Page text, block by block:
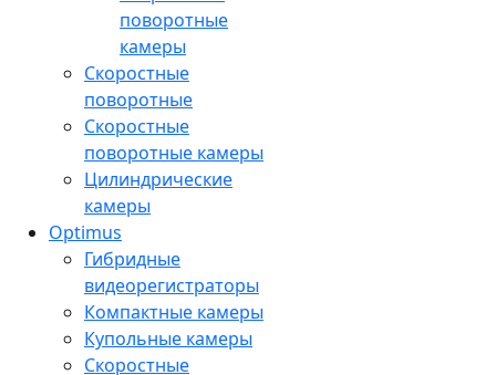
поворотные
камеры
Скоростные
поворотные
Скоростные
поворотные камеры
Цилиндрические
камеры
Optimus
Гибридные
видеорегистраторы
Компактные камеры
Купольные камеры
Скоростные